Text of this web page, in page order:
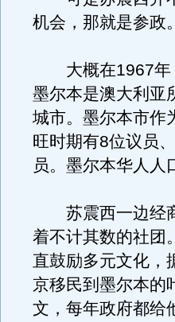
机会，那就是参政。
大概在1967年
墨尔本是澳大利亚
城市。墨尔本市作
旺时期有8位议员
员。墨尔本华人人
苏震西一边经商
着不计其数的社团
直鼓励多元文化，
京移民到墨尔本的
文，每年政府都给